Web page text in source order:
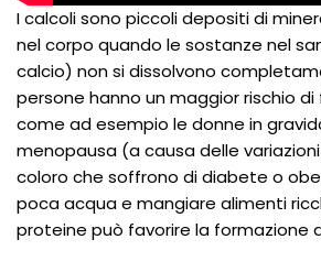
I calcoli sono piccoli depositi di
nel corpo quando le sostanze nel
calcio) non si dissolvono
persone hanno un maggior rischio
come ad esempio le donne in
menopausa (a causa delle
coloro che soffrono di diabete o
poca acqua e mangiare alimenti
proteine può favorire la formazione